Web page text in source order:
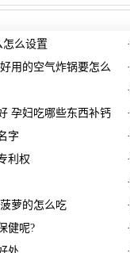
怎么设置 ·
用的空气炸锅要怎么 ·
·
孕妇吃哪些东西补钙 ·
字 ·
利权 ·
·
萝的怎么吃 ·
健呢? ·